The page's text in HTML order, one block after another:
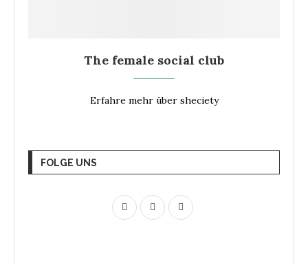
The female social club
Erfahre mehr über sheciety
FOLGE UNS